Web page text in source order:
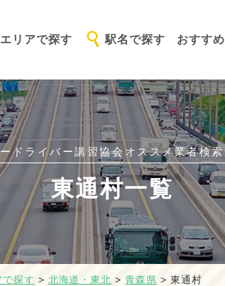
エリアで探す 駅名で探す おすす
ドライバー講習協会オススメ業者検
東通村一覧
で探す > 北海道・東北 >青森県 > 東通村